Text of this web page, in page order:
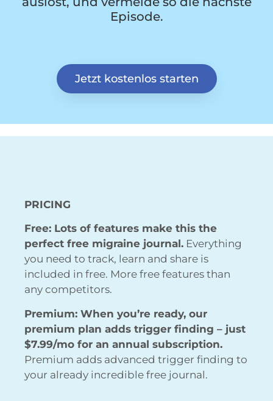
Episode.
Jetzt kostenlos starten
PRICING
Free: Lots of features make this the
perfect free migraine journal. Everything
you need to track, learn and share is
included in free. More free features than
any competitors.
Premium: When you’re ready, our
premium plan adds trigger finding – just
$7.99/mo for an annual subscription.
Premium adds advanced trigger finding to
your already incredible free journal.